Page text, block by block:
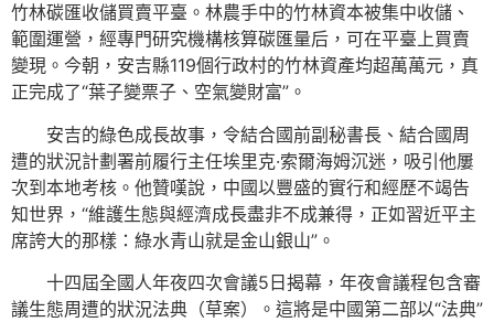
竹林碳匯收儲買賣平臺。林農手中的竹林資本被集中收儲、
範圍運營，經專門研究機構核算碳匯量后，可在平臺上買賣
變現。今朝，安吉縣119個行政村的竹林資產均超萬萬元，真
正完成了“葉子變票子、空氣變財富”。
安吉的綠色成長故事，令結合國前副秘書長、結合國周
遭的狀況計劃署前履行主任埃里克·索爾海姆沉迷，吸引他屢
次到本地考核。他贊嘆說，中國以豐盛的實行和經歷不竭告
知世界，“維護生態與經濟成長盡非不成兼得，正如習近平主
席誇大的那樣：綠水青山就是金山銀山”。
十四屆全國人年夜四次會議5日揭幕，年夜會議程包含審
議生態周遭的狀況法典（草案）。這將是中國第二部以“法典”